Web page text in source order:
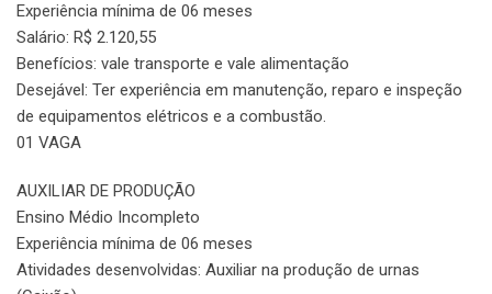
Experiência mínima de 06 meses
Salário: R$ 2.120,55
Benefícios: vale transporte e vale alimentação
Desejável: Ter experiência em manutenção, reparo e inspeção
de equipamentos elétricos e a combustão.
01 VAGA
AUXILIAR DE PRODUÇÃO
Ensino Médio Incompleto
Experiência mínima de 06 meses
Atividades desenvolvidas: Auxiliar na produção de urnas